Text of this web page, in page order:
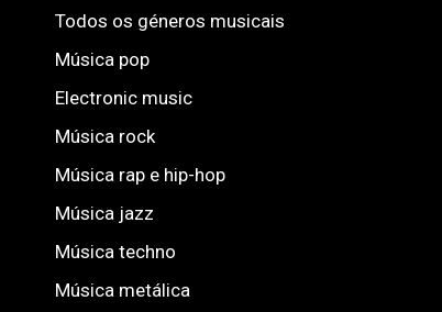
Todos os géneros musicais
Música pop
Electronic music
Música rock
Música rap e hip-hop
Música jazz
Música techno
Música metálica